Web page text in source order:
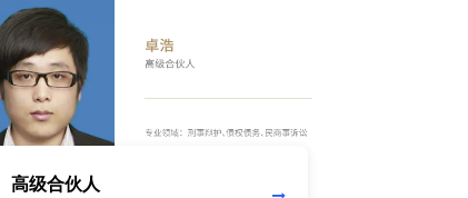
高级合伙人